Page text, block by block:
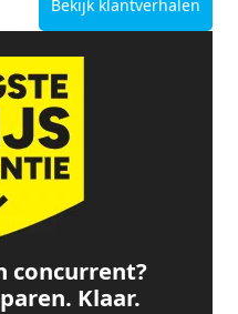
Bekijk klantverhalen
concurrent?
Klaar.